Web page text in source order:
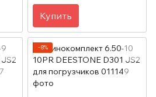
Купить
−8%